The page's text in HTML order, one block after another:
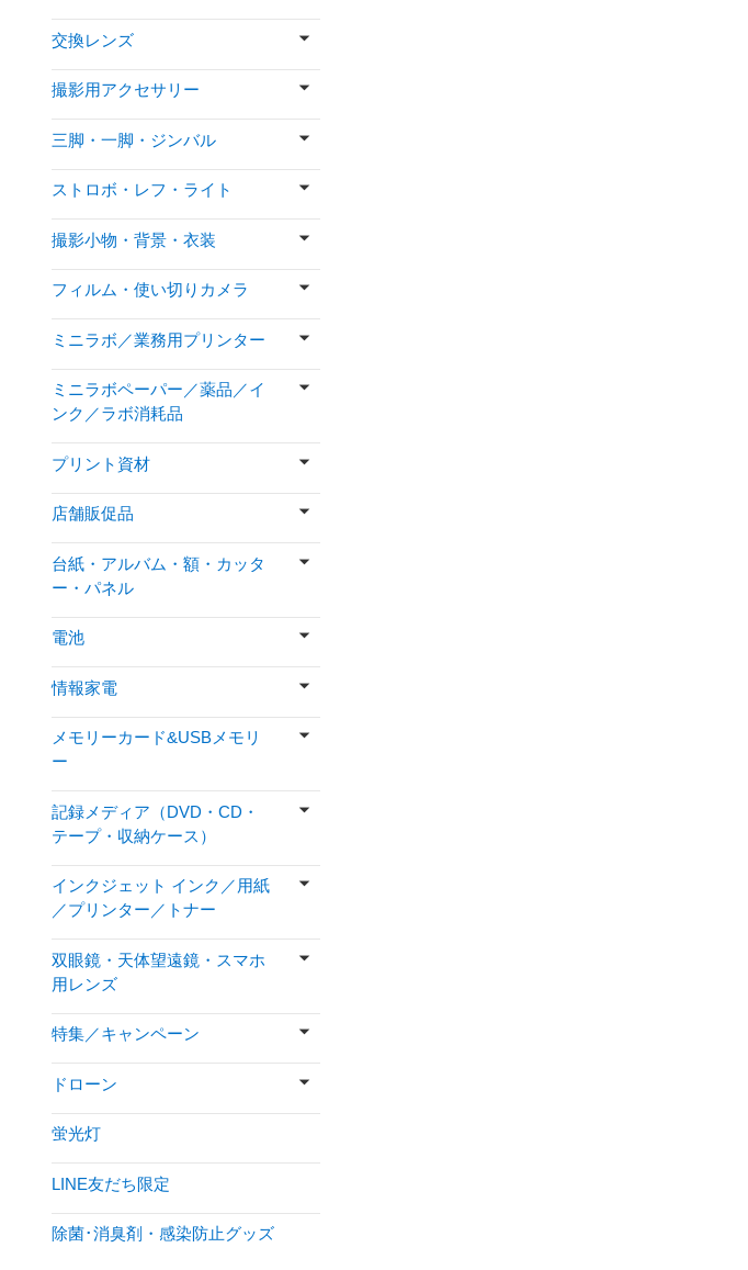
交換レンズ
撮影用アクセサリー
三脚・一脚・ジンバル
ストロボ・レフ・ライト
撮影小物・背景・衣装
フィルム・使い切りカメラ
ミニラボ／業務用プリンター
ミニラボペーパー／薬品／イ
ンク／ラボ消耗品
プリント資材
店舗販促品
台紙・アルバム・額・カッタ
ー・パネル
電池
情報家電
メモリーカード&USBメモリ
ー
記録メディア（DVD・CD・
テープ・収納ケース）
インクジェット インク／用紙
／プリンター／トナー
双眼鏡・天体望遠鏡・スマホ
用レンズ
特集／キャンペーン
ドローン
蛍光灯
LINE友だち限定
除菌･消臭剤・感染防止グッズ